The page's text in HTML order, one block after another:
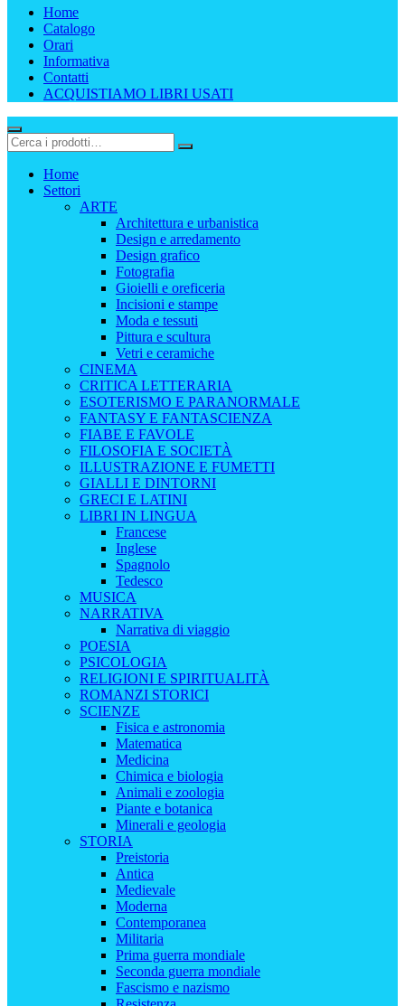
Home
Catalogo
Orari
Informativa
Contatti
ACQUISTIAMO LIBRI USATI
Home
Settori
ARTE
Architettura e urbanistica
Design e arredamento
Design grafico
Fotografia
Gioielli e oreficeria
Incisioni e stampe
Moda e tessuti
Pittura e scultura
Vetri e ceramiche
CINEMA
CRITICA LETTERARIA
ESOTERISMO E PARANORMALE
FANTASY E FANTASCIENZA
FIABE E FAVOLE
FILOSOFIA E SOCIETÀ
ILLUSTRAZIONE E FUMETTI
GIALLI E DINTORNI
GRECI E LATINI
LIBRI IN LINGUA
Francese
Inglese
Spagnolo
Tedesco
MUSICA
NARRATIVA
Narrativa di viaggio
POESIA
PSICOLOGIA
RELIGIONI E SPIRITUALITÀ
ROMANZI STORICI
SCIENZE
Fisica e astronomia
Matematica
Medicina
Chimica e biologia
Animali e zoologia
Piante e botanica
Minerali e geologia
STORIA
Preistoria
Antica
Medievale
Moderna
Contemporanea
Militaria
Prima guerra mondiale
Seconda guerra mondiale
Fascismo e nazismo